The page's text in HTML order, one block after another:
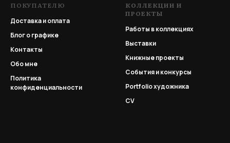
ПОКУПАТЕЛЮ
Доставка и оплата
Блог о графике
Контакты
Обо мне
Политика
конфиденциальности
КОЛЛЕКЦИИ И
ПРОЕКТЫ
Работы в коллекциях
Выставки
Книжные проекты
События и конкурсы
Portfolioхудожника
CV